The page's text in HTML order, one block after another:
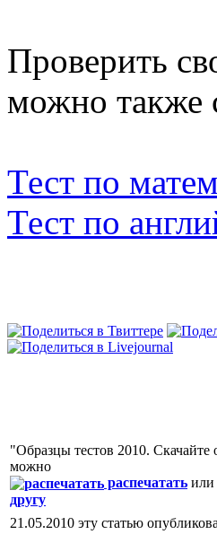
Проверить
можно также
Тест по
Тест по
"Образцы тестов 2010.
можно
распечатать или
другу
21.05.2010 эту статью